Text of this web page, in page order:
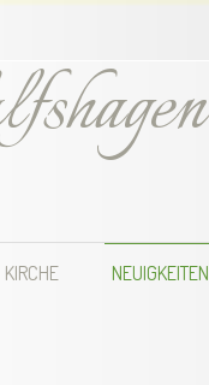
KIRCHE NEUIGKEITEN